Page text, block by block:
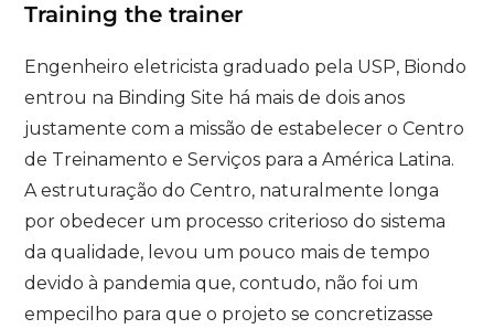
Training the trainer
Engenheiro eletricista graduado pela USP, Biondo
entrou na Binding Site há mais de dois anos
justamente com a missão de estabelecer o Centro
de Treinamento e Serviços para a América Latina.
A estruturação do Centro, naturalmente longa
por obedecer um processo criterioso do sistema
da qualidade, levou um pouco mais de tempo
devido à pandemia que, contudo, não foi um
empecilho para que o projeto se concretizasse